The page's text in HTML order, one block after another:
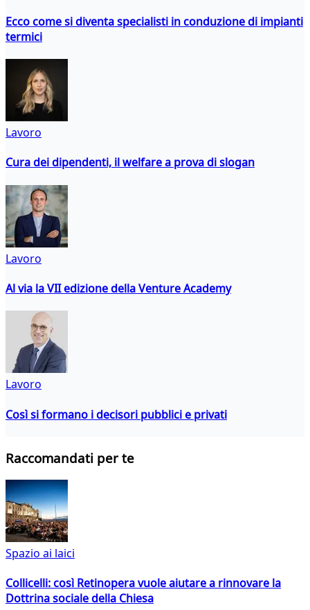
Ecco come si diventa specialisti in conduzione di impianti
termici
Lavoro
Cura dei dipendenti, il welfare a prova di slogan
Lavoro
Al via la VII edizione della Venture Academy
Lavoro
Così si formano i decisori pubblici e privati
Raccomandati per te
Spazio ai laici
Collicelli: così Retinopera vuole aiutare a rinnovare la
Dottrina sociale della Chiesa